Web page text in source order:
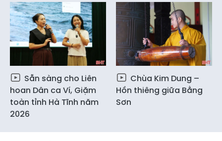
Sẵn sàng cho Liên
hoan Dân ca Ví, Giặm
toàn tỉnh Hà Tĩnh năm
2026
Chùa Kim Dung –
Hồn thiêng giữa Bằng
Sơn